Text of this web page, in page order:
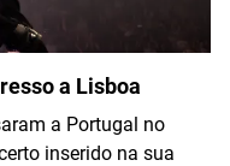
a Lisboa
a Portugal no
inserido na sua